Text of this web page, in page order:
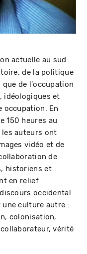
actuelle au sud
de la politique
de l'occupation
idéologiques et
occupation. En
150 heures au
les auteurs ont
vidéo et de
de
historiens et
en relief
occidental
culture autre :
colonisation,
vérité